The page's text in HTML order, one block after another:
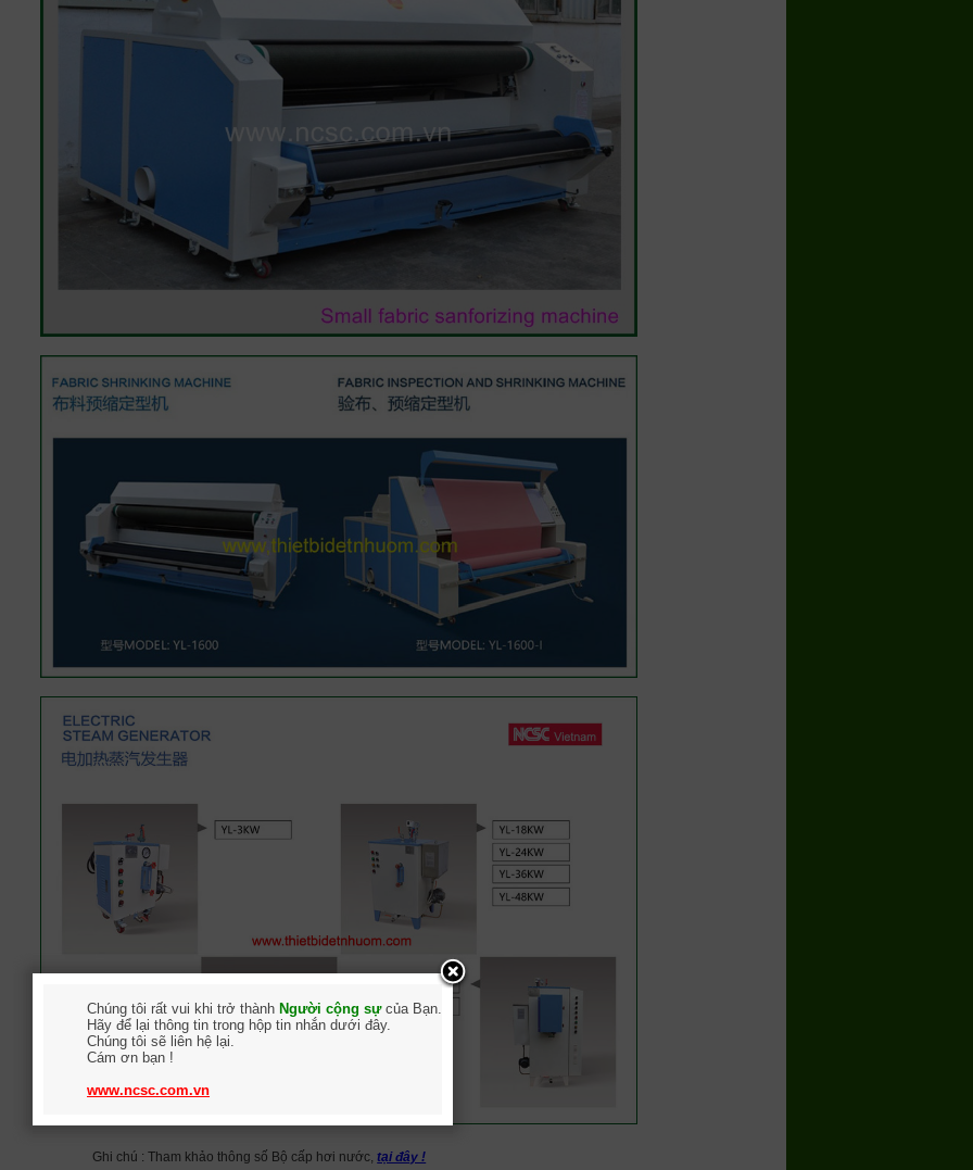
Ghi chú : Tham khảo thông số Bộ cấp hơi nước,tại đây !
Chúng tôi rất vui khi trở thành Người cộng sựcủa Bạn.
Hãy để lại thông tin trong hộp tin nhắn dưới đây.
Chúng tôi sẽ liên hệ lại.
Cám ơn bạn !
www.ncsc.com.vn